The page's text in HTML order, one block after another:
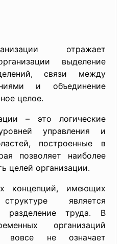
отражает
выделение
связи между
и объединение
целое.
– это логические
управления и
построенные в
позволяет наиболее
целей организации.
концепций, имеющих
является
разделение труда. В
организаций
вовсе не означает